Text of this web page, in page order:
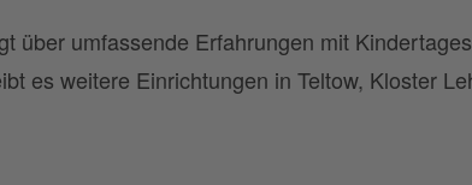
über umfassende Erfahrungen mit
es weitere Einrichtungen in Teltow, Kloster